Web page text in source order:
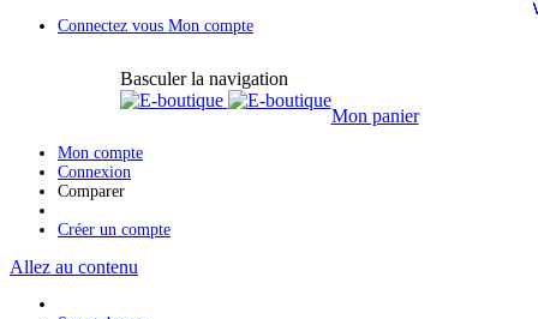
Connectez vous Mon compte
Basculer la navigation
Mon panier
Mon compte
Connexion
Comparer
Créer un compte
Allez au contenu